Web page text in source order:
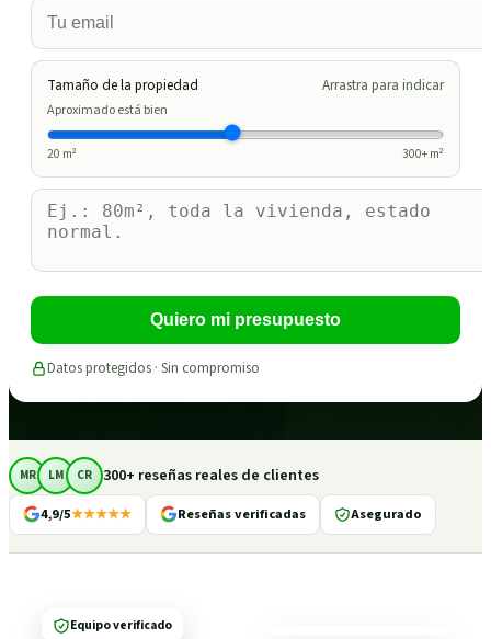
Tamaño de la propiedad Arrastra para indicar
Aproximado está bien
20 m² 300+ m²
Quiero mi presupuesto
Datos protegidos · Sin compromiso
MR LM CR 300+ reseñas reales de clientes
4,9/5★★★★★ Reseñas verificadas Asegurado
Equipo verificado